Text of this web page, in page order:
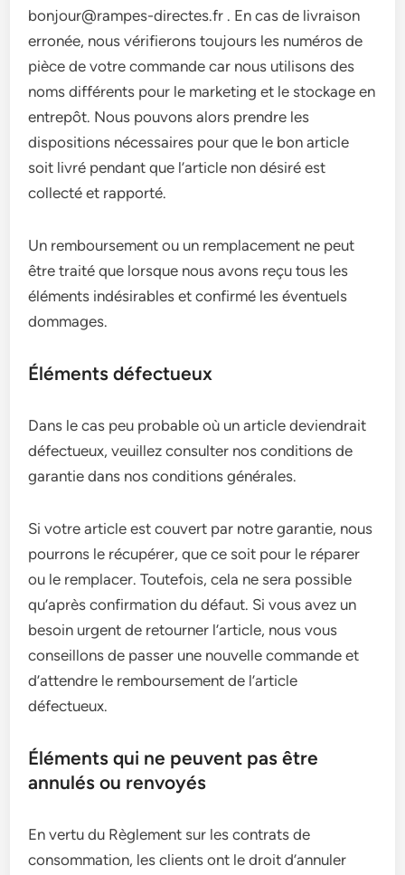
bonjour@rampes-directes.fr . En cas de livraison
erronée, nous vérifierons toujours les numéros de
pièce de votre commande car nous utilisons des
noms différents pour le marketing et le stockage en
entrepôt. Nous pouvons alors prendre les
dispositions nécessaires pour que le bon article
soit livré pendant que l’article non désiré est
collecté et rapporté.
Un remboursement ou un remplacement ne peut
être traité que lorsque nous avons reçu tous les
éléments indésirables et confirmé les éventuels
dommages.
Éléments défectueux
Dans le cas peu probable où un article deviendrait
défectueux, veuillez consulter nos conditions de
garantie dans nos conditions générales.
Si votre article est couvert par notre garantie, nous
pourrons le récupérer, que ce soit pour le réparer
ou le remplacer. Toutefois, cela ne sera possible
qu’après confirmation du défaut. Si vous avez un
besoin urgent de retourner l’article, nous vous
conseillons de passer une nouvelle commande et
d’attendre le remboursement de l’article
défectueux.
Éléments qui ne peuvent pas être
annulés ou renvoyés
En vertu du Règlement sur les contrats de
consommation, les clients ont le droit d’annuler